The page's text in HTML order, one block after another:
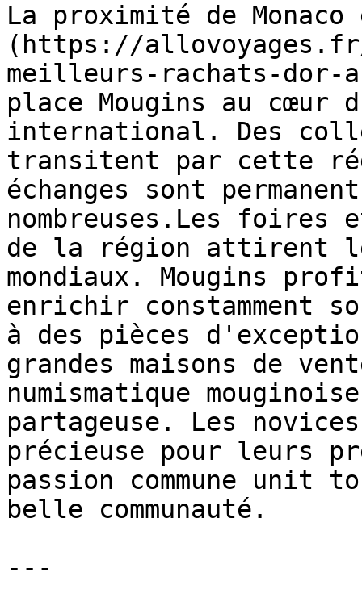
La proximité de
(https://
meilleurs-rachats-dor-
place Mougins au cœur
international. Des
transitent par cette
échanges sont
nombreuses.Les foires
de la région attirent
mondiaux. Mougins
enrichir constamment
à des pièces
grandes maisons de
numismatique
partageuse. Les
précieuse pour leurs
passion commune unit
belle communauté.
---